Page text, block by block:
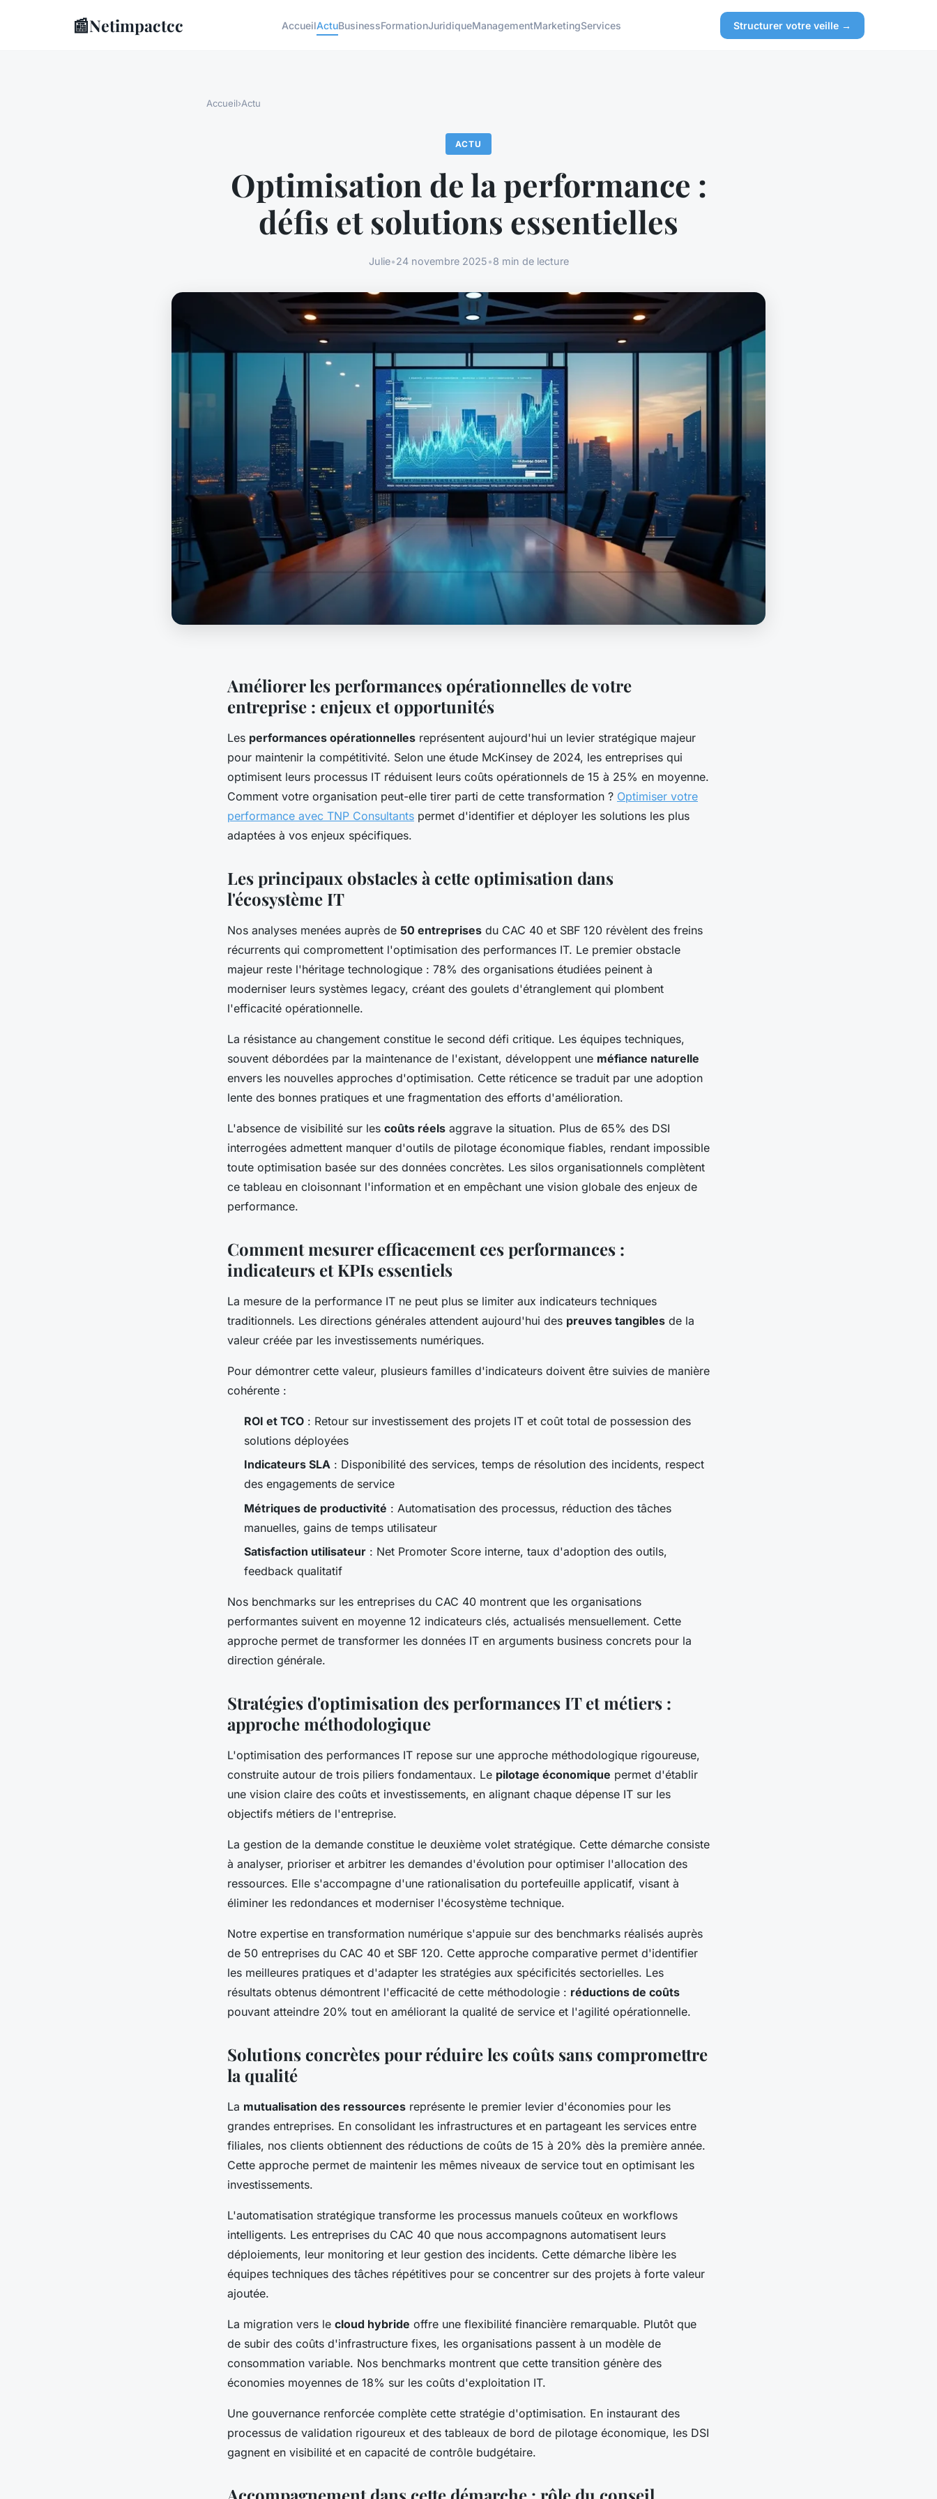
📰Netimpactcc AccueilActuBusinessFormationJuridiqueManagementMarketingServices Structurer votre veille →
Accueil›Actu
ACTU
Optimisation de la performance :
défis et solutions essentielles
Julie•24 novembre 2025•8 min de lecture
Améliorer les performances opérationnelles de votre
entreprise : enjeux et opportunités
Les performances opérationnelles représentent aujourd'hui un levier stratégique majeur
pour maintenir la compétitivité. Selon une étude McKinsey de 2024, les entreprises qui
optimisent leurs processus IT réduisent leurs coûts opérationnels de 15 à 25% en moyenne.
Comment votre organisation peut-elle tirer parti de cette transformation ? Optimiser votre
performance avec TNP Consultants permet d'identifier et déployer les solutions les plus
adaptées à vos enjeux spécifiques.
Les principaux obstacles à cette optimisation dans
l'écosystème IT
Nos analyses menées auprès de 50 entreprises du CAC 40 et SBF 120 révèlent des freins
récurrents qui compromettent l'optimisation des performances IT. Le premier obstacle
majeur reste l'héritage technologique : 78% des organisations étudiées peinent à
moderniser leurs systèmes legacy, créant des goulets d'étranglement qui plombent
l'efficacité opérationnelle.
La résistance au changement constitue le second défi critique. Les équipes techniques,
souvent débordées par la maintenance de l'existant, développent une méfiance naturelle
envers les nouvelles approches d'optimisation. Cette réticence se traduit par une adoption
lente des bonnes pratiques et une fragmentation des efforts d'amélioration.
L'absence de visibilité sur les coûts réels aggrave la situation. Plus de 65% des DSI
interrogées admettent manquer d'outils de pilotage économique fiables, rendant impossible
toute optimisation basée sur des données concrètes. Les silos organisationnels complètent
ce tableau en cloisonnant l'information et en empêchant une vision globale des enjeux de
performance.
Comment mesurer efficacement ces performances :
indicateurs et KPIs essentiels
La mesure de la performance IT ne peut plus se limiter aux indicateurs techniques
traditionnels. Les directions générales attendent aujourd'hui des preuves tangibles de la
valeur créée par les investissements numériques.
Pour démontrer cette valeur, plusieurs familles d'indicateurs doivent être suivies de manière
cohérente :
ROI et TCO : Retour sur investissement des projets IT et coût total de possession des
solutions déployées
Indicateurs SLA : Disponibilité des services, temps de résolution des incidents, respect
des engagements de service
Métriques de productivité : Automatisation des processus, réduction des tâches
manuelles, gains de temps utilisateur
Satisfaction utilisateur : Net Promoter Score interne, taux d'adoption des outils,
feedback qualitatif
Nos benchmarks sur les entreprises du CAC 40 montrent que les organisations
performantes suivent en moyenne 12 indicateurs clés, actualisés mensuellement. Cette
approche permet de transformer les données IT en arguments business concrets pour la
direction générale.
Stratégies d'optimisation des performances IT et métiers :
approche méthodologique
L'optimisation des performances IT repose sur une approche méthodologique rigoureuse,
construite autour de trois piliers fondamentaux. Le pilotage économique permet d'établir
une vision claire des coûts et investissements, en alignant chaque dépense IT sur les
objectifs métiers de l'entreprise.
La gestion de la demande constitue le deuxième volet stratégique. Cette démarche consiste
à analyser, prioriser et arbitrer les demandes d'évolution pour optimiser l'allocation des
ressources. Elle s'accompagne d'une rationalisation du portefeuille applicatif, visant à
éliminer les redondances et moderniser l'écosystème technique.
Notre expertise en transformation numérique s'appuie sur des benchmarks réalisés auprès
de 50 entreprises du CAC 40 et SBF 120. Cette approche comparative permet d'identifier
les meilleures pratiques et d'adapter les stratégies aux spécificités sectorielles. Les
résultats obtenus démontrent l'efficacité de cette méthodologie : réductions de coûts
pouvant atteindre 20% tout en améliorant la qualité de service et l'agilité opérationnelle.
Solutions concrètes pour réduire les coûts sans compromettre
la qualité
La mutualisation des ressources représente le premier levier d'économies pour les
grandes entreprises. En consolidant les infrastructures et en partageant les services entre
filiales, nos clients obtiennent des réductions de coûts de 15 à 20% dès la première année.
Cette approche permet de maintenir les mêmes niveaux de service tout en optimisant les
investissements.
L'automatisation stratégique transforme les processus manuels coûteux en workflows
intelligents. Les entreprises du CAC 40 que nous accompagnons automatisent leurs
déploiements, leur monitoring et leur gestion des incidents. Cette démarche libère les
équipes techniques des tâches répétitives pour se concentrer sur des projets à forte valeur
ajoutée.
La migration vers le cloud hybride offre une flexibilité financière remarquable. Plutôt que
de subir des coûts d'infrastructure fixes, les organisations passent à un modèle de
consommation variable. Nos benchmarks montrent que cette transition génère des
économies moyennes de 18% sur les coûts d'exploitation IT.
Une gouvernance renforcée complète cette stratégie d'optimisation. En instaurant des
processus de validation rigoureux et des tableaux de bord de pilotage économique, les DSI
gagnent en visibilité et en capacité de contrôle budgétaire.